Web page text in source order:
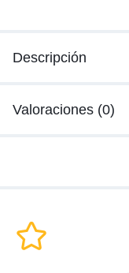
Descripción
Valoraciones (0)